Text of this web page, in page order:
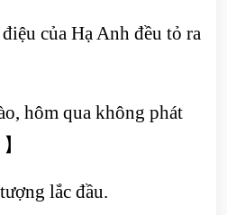
của Hạ Anh đều tỏ ra
hôm qua không phát
lắc đầu.